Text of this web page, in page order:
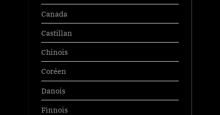
Canada
Castillan
Chinois
Coréen
Danois
Finnois